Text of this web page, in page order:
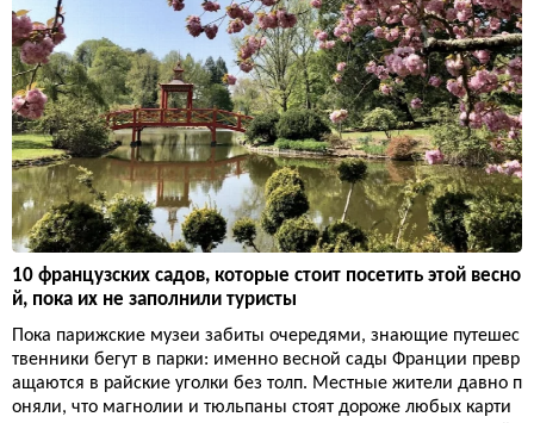
10 французских садов, которые стоит посетить этой весно
й, пока их не заполнили туристы
Пока парижские музеи забиты очередями, знающие путешес
твенники бегут в парки: именно весной сады Франции превр
ащаются в райские уголки без толп. Местные жители давно п
оняли, что магнолии и тюльпаны стоят дороже любых карти